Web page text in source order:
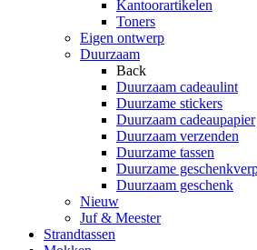
Kantoorartikelen
Toners
Eigen ontwerp
Duurzaam
Back
Duurzaam cadeaulint
Duurzame stickers
Duurzaam cadeaupapier
Duurzaam verzenden
Duurzame tassen
Duurzame
Duurzaam geschenk
Nieuw
Juf & Meester
Strandtassen